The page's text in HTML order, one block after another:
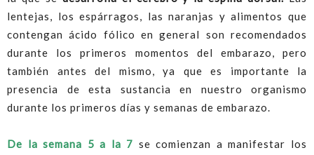
lentejas, los espárragos, las naranjas y alimentos que
contengan ácido fólico en general son recomendados
durante los primeros momentos del embarazo, pero
también antes del mismo, ya que es importante la
presencia de esta sustancia en nuestro organismo
durante los primeros días y semanas de embarazo.
De la semana 5 a la 7 se comienzan a manifestar los